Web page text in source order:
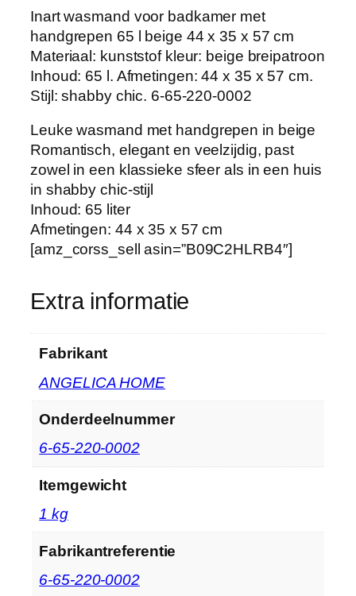
m
e
I
n
a
t
B
a
d
k
a
m
w
m
e
Inart wasmand voor badkamer met
handgrepen 65 l beige 44 x 35 x 57 cm
Materiaal: kunststof kleur: beige breipatroon
Inhoud: 65 l. Afmetingen: 44 x 35 x 57 cm.
Stijl: shabby chic. 6-65-220-0002
Leuke wasmand met handgrepen in beige
Romantisch, elegant en veelzijdig, past
zowel in een klassieke sfeer als in een huis
in shabby chic-stijl
Inhoud: 65 liter
Afmetingen: 44 x 35 x 57 cm
[amz_corss_sell asin=”B09C2HLRB4″]
Extra informatie
Fabrikant
‎ANGELICA HOME
Onderdeelnummer
‎6-65-220-0002
Itemgewicht
‎1 kg
Fabrikantreferentie
‎6-65-220-0002